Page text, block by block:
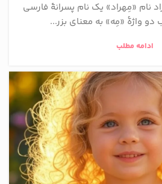
نام «مِهراد» یک نام پسرانهٔ فارسی
دو واژهٔ «مِه» به معنای بزر...
ادامه مطلب